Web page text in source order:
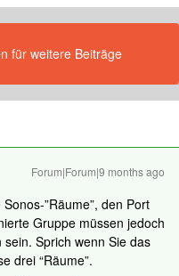
für weitere Beiträge
Forum|Forum|9 months ago
”Räume”, den Port
Gruppe müssen jedoch
sein. Sprich wenn Sie das
drei “Räume”.